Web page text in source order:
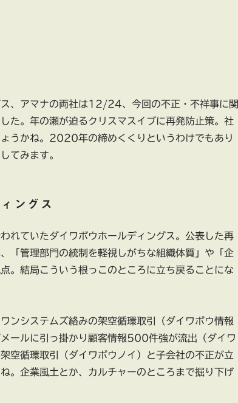
、アマナの両社は12/24、今回の不正・不祥事に関
た。年の瀬が迫るクリスマスイブに再発防止策。社
うかね。2020年の締めくくりというわけでもあり
てみます。
ングス
れていたダイワボウホールディングス。公表した再
「管理部門の統制を軽視しがちな組織体質」や「企
。結局こういう根っこのところに立ち戻ることにな
ンシステムズ絡みの架空循環取引（ダイワボウ情報
ールに引っ掛かり顧客情報500件強が流出（ダイワ
空循環取引（ダイワボウノイ）と子会社の不正が立
。企業風土とか、カルチャーのところまで掘り下げ